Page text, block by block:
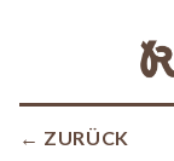
← ZURÜCK